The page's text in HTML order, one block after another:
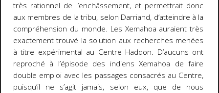
très rationnel de l’enchâssement, et permettrait donc
aux membres de la tribu, selon Darriand, d’atteindre à la
compréhension du monde. Les Xemahoa auraient très
exactement trouvé la solution aux recherches menées
à titre expérimental au Centre Haddon. D’aucuns ont
reproché à l’épisode des indiens Xemahoa de faire
double emploi avec les passages consacrés au Centre,
puisqu’il ne s’agit jamais, selon eux, que de nous